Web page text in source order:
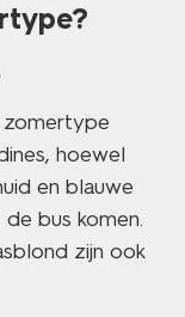
zomertype
hoewel
en blauwe
bus komen.
zijn ook